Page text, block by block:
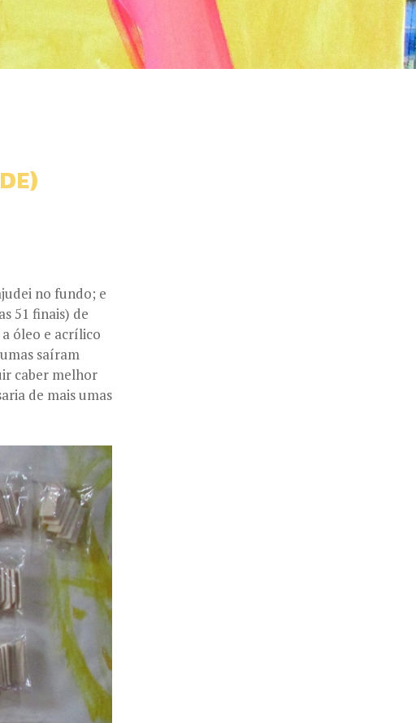
no fundo; e
51 finais) de
óleo e acrílico
saíram
caber melhor
de mais umas